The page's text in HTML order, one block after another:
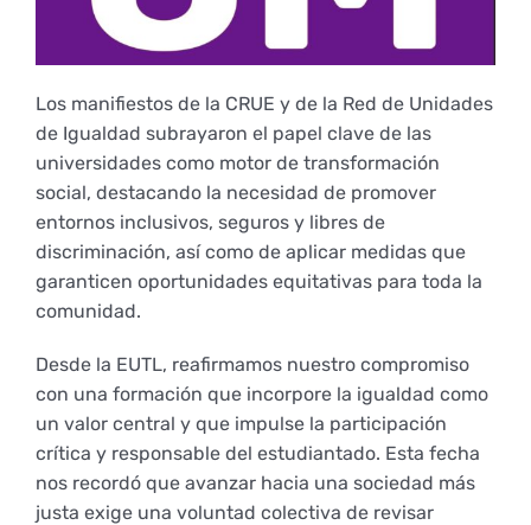
Los manifiestos de la CRUE y de la Red de Unidades
de Igualdad subrayaron el papel clave de las
universidades como motor de transformación
social, destacando la necesidad de promover
entornos inclusivos, seguros y libres de
discriminación, así como de aplicar medidas que
garanticen oportunidades equitativas para toda la
comunidad.
Desde la EUTL, reafirmamos nuestro compromiso
con una formación que incorpore la igualdad como
un valor central y que impulse la participación
crítica y responsable del estudiantado. Esta fecha
nos recordó que avanzar hacia una sociedad más
justa exige una voluntad colectiva de revisar